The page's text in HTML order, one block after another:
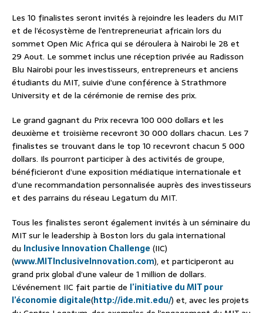
Les 10 finalistes seront invités à rejoindre les leaders du MIT
et de l’écosystème de l’entrepreneuriat africain lors du
sommet Open Mic Africa qui se déroulera à Nairobi le 28 et
29 Aout. Le sommet inclus une réception privée au Radisson
Blu Nairobi pour les investisseurs, entrepreneurs et anciens
étudiants du MIT, suivie d’une conférence à Strathmore
University et de la cérémonie de remise des prix.
Le grand gagnant du Prix recevra 100 000 dollars et les
deuxième et troisième recevront 30 000 dollars chacun. Les 7
finalistes se trouvant dans le top 10 recevront chacun 5 000
dollars. Ils pourront participer à des activités de groupe,
bénéficieront d’une exposition médiatique internationale et
d’une recommandation personnalisée auprès des investisseurs
et des parrains du réseau Legatum du MIT.
Tous les finalistes seront également invités à un séminaire du
MIT sur le leadership à Boston lors du gala international
du Inclusive Innovation Challenge (IIC)
(www.MITInclusiveInnovation.com), et participeront au
grand prix global d’une valeur de 1 million de dollars.
L’événement IIC fait partie de l’initiative du MIT pour
l’économie digitale(http://ide.mit.edu/) et, avec les projets